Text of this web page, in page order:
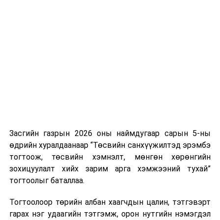
Гавьяат эдийн засагч цолоор:
“Сөүл нүдний төв” ХХК-ийн нягтлан бодогч,
Зенитчдийн холбооны тэргүүнБуяндэлгэрийн
Дарьцэцэг,
Сангийн яамны Төрийн нарийн бичгийн дарга
Жигжидийн Ганбат,
Засгийн газрын 2026 оны наймдугаар сарын 5-ны
өдрийн хуралдаанаар “Төсвийн санхүүжилтэд эрэмбэ
тогтоож, төсвийн хэмнэлт, мөнгөн хөрөнгийн
зохицуулалт хийх зарим арга хэмжээний тухай”
тогтоолыг баталлаа.
Тогтоолоор төрийн албан хаагчдын цалин, тэтгэвэрт
гарах нэг удаагийн тэтгэмж, орон нутгийн нэмэгдэл